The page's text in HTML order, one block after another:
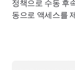
정책으로 수동 후
동으로 액세스를